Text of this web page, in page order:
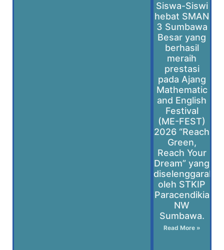
Siswa-Siswi
hebat SMAN
3 Sumbawa
Besar yang
berhasil
meraih
prestasi
pada Ajang
Mathematic
and English
Festival
(ME-FEST)
2026 “Reach
Green,
Reach Your
Dream” yang
oleh STKIP
Paracendikia
NW
Sumbawa.
Read More »